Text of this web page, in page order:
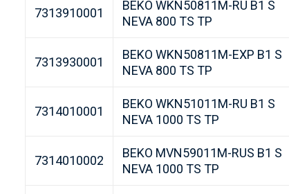
7313910001
BEKO WKN50811M-RU B1 S
NEVA 800 TS TP
7313930001
BEKO WKN50811M-EXP B1 S
NEVA 800 TS TP
7314010001
BEKO WKN51011M-RU B1 S
NEVA 1000 TS TP
7314010002
BEKO MVN59011M-RUS B1 S
NEVA 1000 TS TP